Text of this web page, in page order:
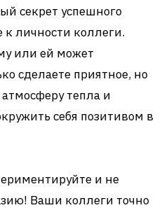
секрет успешного
личности коллеги.
или ей может
сделаете приятное, но
атмосферу тепла и
себя позитивом в
и не
Ваши коллеги точно